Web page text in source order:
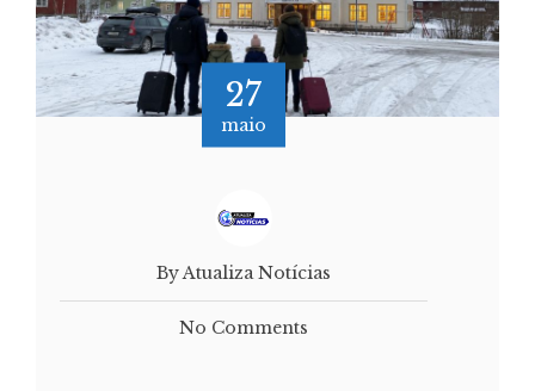
27
maio
By Atualiza Notícias
No Comments